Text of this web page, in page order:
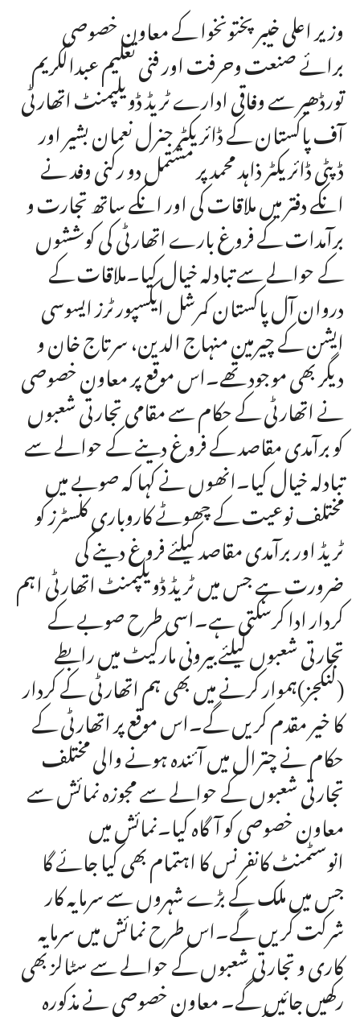
وزیر اعلی خیبر پختونخوا کے معاون خصوصی
برائے صنعت وحرفت اور فنی تعلیم عبدالکریم
تورڈھیر سے وفاقی ادارے ٹریڈ ڈویلپمنٹ اتھارٹی
آف پاکستان کے ڈائریکٹر جنرل نعمان بشیر اور
ڈپٹی ڈائریکٹر ذاہد محمد پر مشتمل دو رکنی وفد نے
انکے دفتر میں ملاقات کی اور انکے ساتھ تجارت و
برآمدات کے فروغ بارے اتھارٹی کی کوششوں
کے حوالے سے تبادلہ خیال کیا۔ملاقات کے
دروان آل پاکستان کمرشل ایکسپورٹرز ایسوسی
ایشن کے چیرمین منہاج الدین، سرتاج خان و
دیگر بھی موجود تھے۔اس موقع پر معاون خصوصی
نے اتھارٹی کے حکام سے مقامی تجارتی شعبوں
کو برآمدی مقاصد کے فروغ دینے کے حوالے سے
تبادلہ خیال کیا۔انھوں نے کہا کہ صوبے میں
مختلف نوعیت کے چھوٹے کاروباری کلسٹرز کو
ٹریڈ اور برآمدی مقاصد کیلئے فروغ دینے کی
ضرورت ہے جس میں ٹریڈ ڈویلپمنٹ اتھارٹی اہم
کردار ادا کرسکتی ہے۔اسی طرح صوبے کے
تجارتی شعبوں کیلئے بیرونی مارکیٹ میں رابطے
(لنکجز)ہموار کرنے میں بھی ہم اتھارٹی کے کردار
کا خیر مقدم کریں گے۔اس موقع پر اتھارٹی کے
حکام نے چترال میں آئندہ ہونے والی مختلف
تجارتی شعبوں کے حوالے سے مجوزہ نمائش سے
معاون خصوصی کو آگاہ کیا۔نمائش میں
انوسٹمنٹ کانفرنس کا اہتمام بھی کیا جائے گا
جس میں ملک کے بڑے شہروں سے سرمایہ کار
شرکت کریں گے۔اس طرح نمائش میں سرمایہ
کاری و تجارتی شعبوں کے حوالے سے سٹالز بھی
رکھیں جائیں گے۔ معاون خصوصی نے مذکورہ